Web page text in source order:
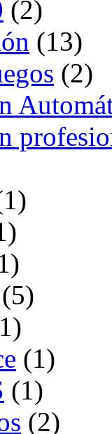
(2)
(13)
(2)
(5)
(1)
(1)
(2)